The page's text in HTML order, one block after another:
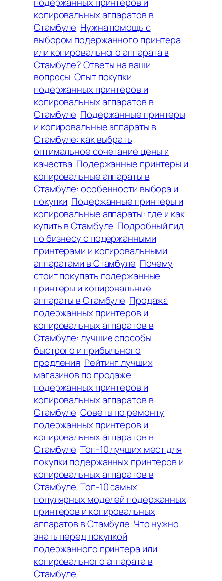
копировальных аппаратов в
Стамбуле Нужна помощь с
выбором подержанного принтера
или копировального аппарата в
Стамбуле? Ответы на ваши
вопросы Опыт покупки
подержанных принтеров и
копировальных аппаратов в
Стамбуле Подержанные принтеры
и копировальные аппараты в
Стамбуле: как выбрать
оптимальное сочетание цены и
качества Подержанные принтеры и
копировальные аппараты в
Стамбуле: особенности выбора и
покупки Подержанные принтеры и
копировальные аппараты: где и как
купить в Стамбуле Подробный гид
по бизнесу с подержанными
принтерами и копировальными
аппаратами в Стамбуле Почему
стоит покупать подержанные
принтеры и копировальные
аппараты в Стамбуле Продажа
подержанных принтеров и
копировальных аппаратов в
Стамбуле: лучшие способы
быстрого и прибыльного
продления Рейтинг лучших
магазинов по продаже
подержанных принтеров и
копировальных аппаратов в
Стамбуле Советы по ремонту
подержанных принтеров и
копировальных аппаратов в
Стамбуле Топ-10 лучших мест для
покупки подержанных принтеров и
копировальных аппаратов в
Стамбуле Топ-10 самых
популярных моделей подержанных
принтеров и копировальных
аппаратов в Стамбуле Что нужно
знать перед покупкой
подержанного принтера или
копировального аппарата в
Стамбуле